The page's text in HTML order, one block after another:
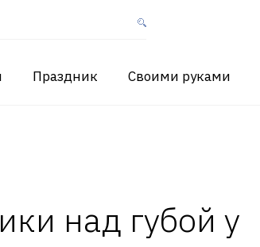
Праздник Своими руками
над губой у